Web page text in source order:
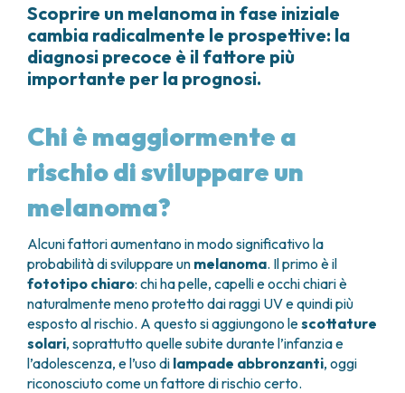
Scoprire un melanoma in fase iniziale
cambia radicalmente le prospettive: la
diagnosi precoce è il fattore più
importante per la prognosi.
Chi è maggiormente a
rischio di sviluppare un
melanoma?
Alcuni fattori aumentano in modo significativo la
probabilità di sviluppare un melanoma. Il primo è il
fototipo chiaro: chi ha pelle, capelli e occhi chiari è
naturalmente meno protetto dai raggi UV e quindi più
esposto al rischio. A questo si aggiungono lescottature
solari, soprattutto quelle subite durante l’infanzia e
l’adolescenza, e l’uso di lampade abbronzanti, oggi
riconosciuto come un fattore di rischio certo.